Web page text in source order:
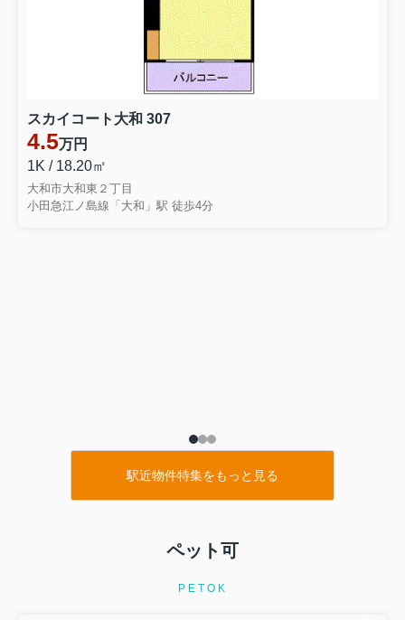
スカイコート大和 307
4.5万円
1K / 18.20㎡
大和市大和東２丁目
小田急江ノ島線「大和」駅 徒歩4分
駅近物件特集をもっと見る
ペット可
PETOK